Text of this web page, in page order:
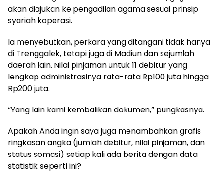
akan diajukan ke pengadilan agama sesuai prinsip
syariah koperasi.
Ia menyebutkan, perkara yang ditangani tidak hanya
di Trenggalek, tetapi juga di Madiun dan sejumlah
daerah lain. Nilai pinjaman untuk 11 debitur yang
lengkap administrasinya rata-rata Rp100 juta hingga
Rp200 juta.
“Yang lain kami kembalikan dokumen,” pungkasnya.
Apakah Anda ingin saya juga menambahkan grafis
ringkasan angka (jumlah debitur, nilai pinjaman, dan
status somasi) setiap kali ada berita dengan data
statistik seperti ini?